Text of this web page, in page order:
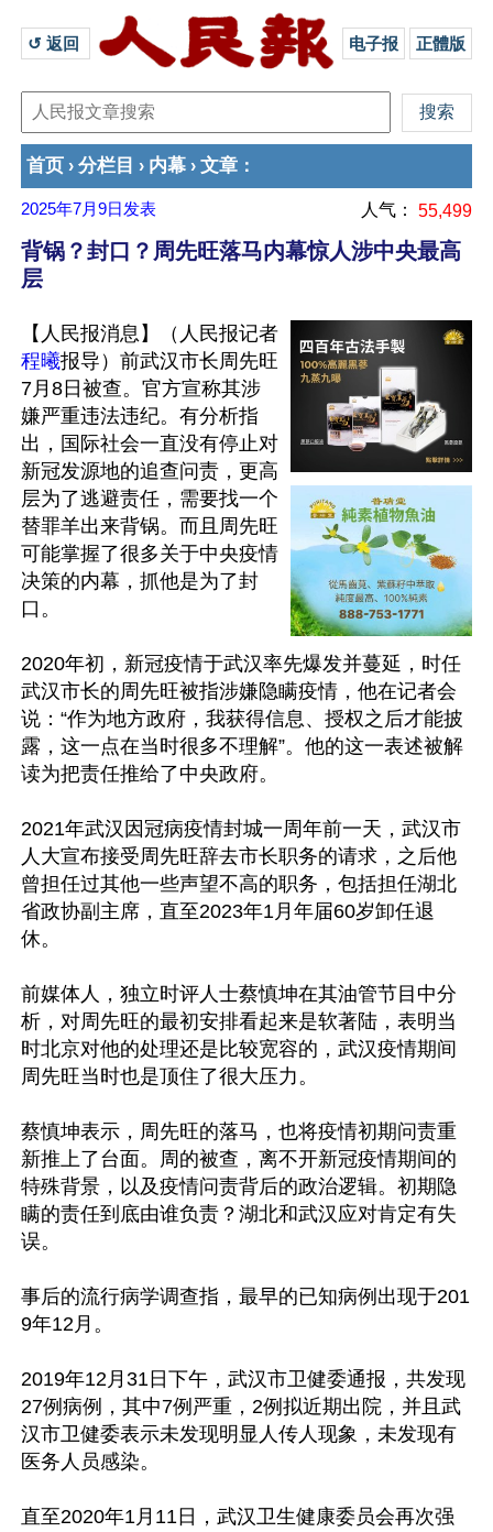
↺ 返回 电子报 正體版
首页 › 分栏目 › 内幕 › 文章 ：
2025年7月9日 发表 人气： 55,499
背锅？封口？周先旺落马内幕惊人涉中央最高
层
【人民报消息】（人民报记者
程曦报导）前武汉市长周先旺
7月8日被查。官方宣称其涉
嫌严重违法违纪。有分析指
出，国际社会一直没有停止对
新冠发源地的追查问责，更高
层为了逃避责任，需要找一个
替罪羊出来背锅。而且周先旺
可能掌握了很多关于中央疫情
决策的内幕，抓他是为了封
口。
2020年初，新冠疫情于武汉率先爆发并蔓延，时任
武汉市长的周先旺被指涉嫌隐瞒疫情，他在记者会
说：“作为地方政府，我获得信息、授权之后才能披
露，这一点在当时很多不理解”。他的这一表述被解
读为把责任推给了中央政府。
2021年武汉因冠病疫情封城一周年前一天，武汉市
人大宣布接受周先旺辞去市长职务的请求，之后他
曾担任过其他一些声望不高的职务，包括担任湖北
省政协副主席，直至2023年1月年届60岁卸任退
休。
前媒体人，独立时评人士蔡慎坤在其油管节目中分
析，对周先旺的最初安排看起来是软著陆，表明当
时北京对他的处理还是比较宽容的，武汉疫情期间
周先旺当时也是顶住了很大压力。
蔡慎坤表示，周先旺的落马，也将疫情初期问责重
新推上了台面。周的被查，离不开新冠疫情期间的
特殊背景，以及疫情问责背后的政治逻辑。初期隐
瞒的责任到底由谁负责？湖北和武汉应对肯定有失
误。
事后的流行病学调查指，最早的已知病例出现于201
9年12月。
2019年12月31日下午，武汉市卫健委通报，共发现
27例病例，其中7例严重，2例拟近期出院，并且武
汉市卫健委表示未发现明显人传人现象，未发现有
医务人员感染。
直至2020年1月11日，武汉卫生健康委员会再次强